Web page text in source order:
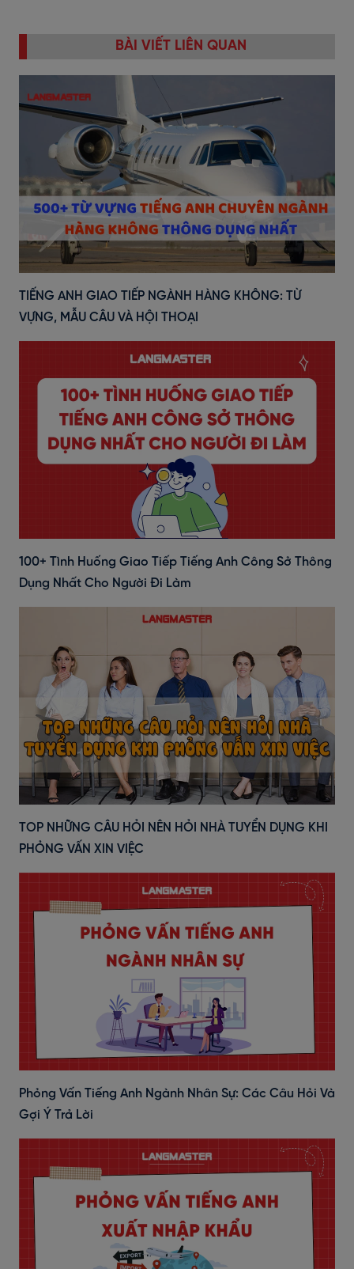
BÀI VIẾT LIÊN QUAN
TIẾNG ANH GIAO TIẾP NGÀNH HÀNG KHÔNG: TỪ
VỰNG, MẪU CÂU VÀ HỘI THOẠI
100+ Tình Huống Giao Tiếp Tiếng Anh Công Sở Thông
Dụng Nhất Cho Người Đi Làm
TOP NHỮNG CÂU HỎI NÊN HỎI NHÀ TUYỂN DỤNG KHI
PHỎNG VẤN XIN VIỆC
Phỏng Vấn Tiếng Anh Ngành Nhân Sự: Các Câu Hỏi Và
Gợi Ý Trả Lời